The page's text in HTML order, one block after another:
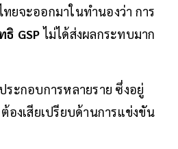
ยจะออกมาในทำนองว่า การ
GSP ไม่ได้ส่งผลกระทบมาก
ระกอบการหลายราย ซึ่งอยู่
องเสียเปรียบด้านการแข่งขัน